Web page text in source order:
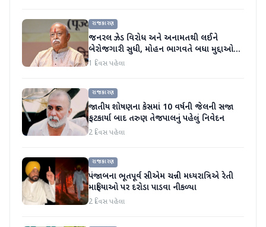
રાજકારણ
જનરલ ઝેડ વિરોધ અને અનામતથી લઈને
બેરોજગારી સુધી, મોહન ભાગવતે બધા મુદ્દાઓ
પર વાત કરી
1 દિવસ પહેલા
રાજકારણ
જાતીય શોષણના કેસમાં 10 વર્ષની જેલની સજા
ફટકાર્યા બાદ તરુણ તેજપાલનું પહેલું નિવેદન
2 દિવસ પહેલા
રાજકારણ
પંજાબના ભૂતપૂર્વ સીએમ ચન્ની મધ્યરાત્રિએ રેતી
માફિયાઓ પર દરોડા પાડવા નીકળ્યા
2 દિવસ પહેલા